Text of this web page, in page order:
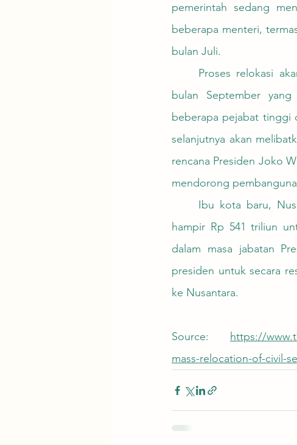
pemerintah sedang
beberapa menteri,
bulan Juli.
bulan September
beberapa pejabat tinggi
selanjutnya akan
rencana Presiden Joko
mendorong
hampir Rp 541 triliun
dalam masa jabatan
presiden untuk secara
ke Nusantara.
Source: https://
mass-relocation-of-civil-